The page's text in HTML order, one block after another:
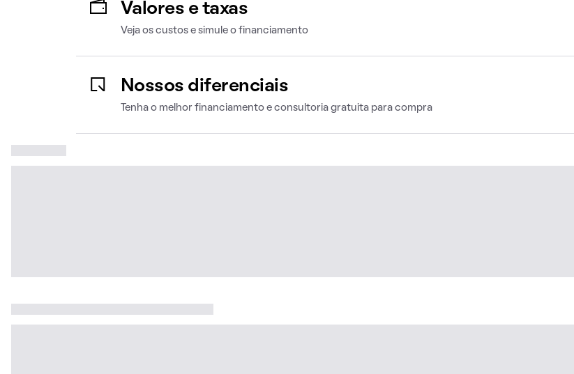
Valores e taxas
Veja os custos e simule o financiamento
Nossos diferenciais
Tenha o melhor financiamento e consultoria gratuita para compra